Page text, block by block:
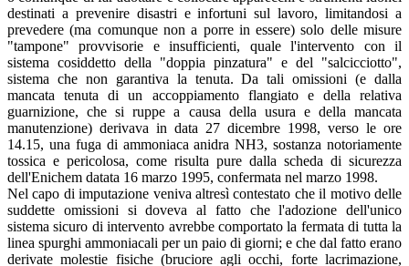
destinati a prevenire disastri e infortuni sul lavoro, limitandosi a
prevedere (ma comunque non a porre in essere) solo delle misure
"tampone" provvisorie e insufficienti, quale l'intervento con il
sistema cosiddetto della "doppia pinzatura" e del "salcicciotto",
sistema che non garantiva la tenuta. Da tali omissioni (e dalla
mancata tenuta di un accoppiamento flangiato e della relativa
guarnizione, che si ruppe a causa della usura e della mancata
manutenzione) derivava in data 27 dicembre 1998, verso le ore
14.15, una fuga di ammoniaca anidra NH3, sostanza notoriamente
tossica e pericolosa, come risulta pure dalla scheda di sicurezza
dell'Enichem datata 16 marzo 1995, confermata nel marzo 1998.
Nel capo di imputazione veniva altresì contestato che il motivo delle
suddette omissioni si doveva al fatto che l'adozione dell'unico
sistema sicuro di intervento avrebbe comportato la fermata di tutta la
linea spurghi ammoniacali per un paio di giorni; e che dal fatto erano
derivate molestie fisiche (bruciore agli occhi, forte lacrimazione,